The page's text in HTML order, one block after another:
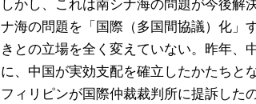
ナ海の問題を「国際（多国間協議）化」
きとの立場を全く変えていない。昨年、
に、中国が実効支配を確立したかたちと
フィリピンが国際仲裁裁判所に提訴した